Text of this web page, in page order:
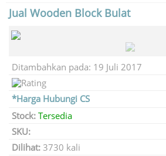
Jual Wooden Block Bulat
Ditambahkan pada: 19 Juli 2017
*Harga Hubungi CS
Stock: Tersedia
SKU:
Dilihat: 3730 kali